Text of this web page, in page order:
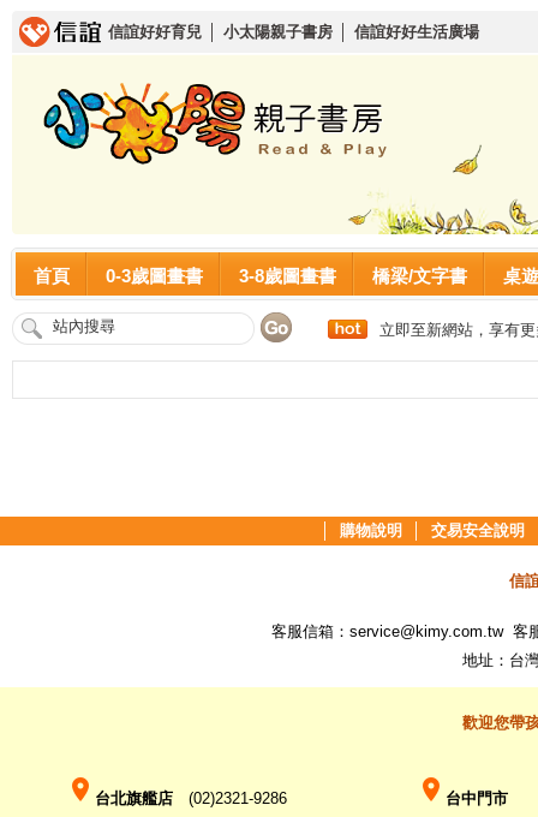
信誼好好育兒 小太陽親子書房 信誼好好生活廣場
首頁 0-3歲圖畫書 3-8歲圖畫書 橋梁/文字書 桌
立即至新網站，享有
購物說明 交易安全說明
信
客服信箱：service@kimy.com.tw 客
地址：台
歡迎您帶
place 台北旗艦店 (02)2321-9286
place 台中門市